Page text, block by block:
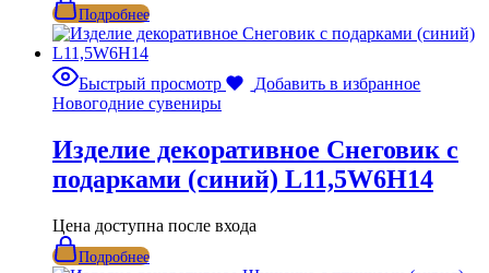
Подробнее
Быстрый просмотр
Добавить в избранное
Новогодние сувениры
Изделие декоративное Снеговик с
подарками (синий) L11,5W6H14
Цена доступна после входа
Подробнее